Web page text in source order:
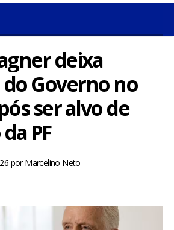
deixa
Governo no
ser alvo de
PF
porMarcelino Neto